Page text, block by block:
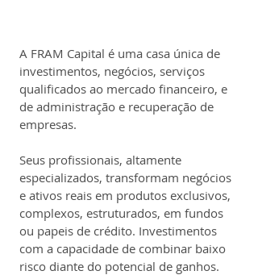
A FRAM Capital é uma casa única de
investimentos, negócios, serviços
qualificados ao mercado financeiro, e
de administração e recuperação de
empresas.
Seus profissionais, altamente
especializados, transformam negócios
e ativos reais em produtos exclusivos,
complexos, estruturados, em fundos
ou papeis de crédito. Investimentos
com a capacidade de combinar baixo
risco diante do potencial de ganhos.